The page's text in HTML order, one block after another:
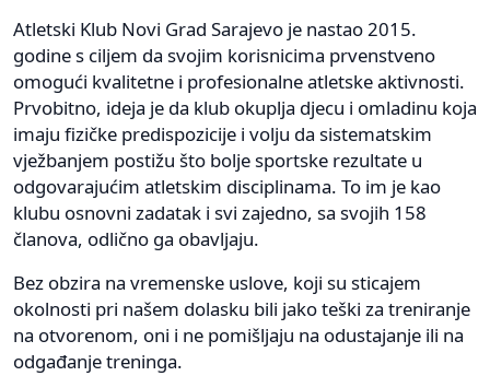
Atletski Klub Novi Grad Sarajevo je nastao 2015.
godine s ciljem da svojim korisnicima prvenstveno
omogući kvalitetne i profesionalne atletske aktivnosti.
Prvobitno, ideja je da klub okuplja djecu i omladinu koja
imaju fizičke predispozicije i volju da sistematskim
vježbanjem postižu što bolje sportske rezultate u
odgovarajućim atletskim disciplinama. To im je kao
klubu osnovni zadatak i svi zajedno, sa svojih 158
članova, odlično ga obavljaju.
Bez obzira na vremenske uslove, koji su sticajem
okolnosti pri našem dolasku bili jako teški za treniranje
na otvorenom, oni i ne pomišljaju na odustajanje ili na
odgađanje treninga.